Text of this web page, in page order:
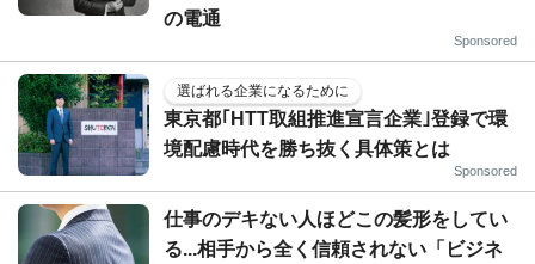
の電通
Sponsored
選ばれる企業になるために
東京都｢HTT取組推進宣言企業｣登録で環
境配慮時代を勝ち抜く具体策とは
Sponsored
仕事のデキない人ほどこの髪形をしてい
る...相手から全く信頼されない「ビジネ